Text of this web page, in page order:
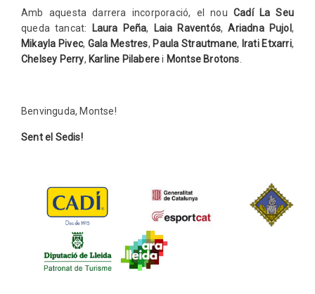
Amb aquesta darrera incorporació, el nou Cadí La Seu
queda tancat:
Laura Peña, Laia Raventós,Ariadna Pujol ,
Mikayla Pivec, Gala Mestres, Paula Strautmane, Irati Etxarri,
Chelsey Perry, Karline Pilaberei Montse Brotons
Benvinguda, Montse!
Sent el Sedis!